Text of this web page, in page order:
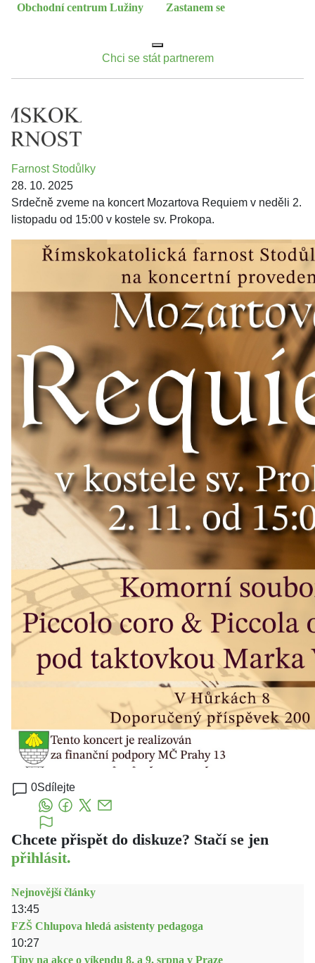
Obchodní centrum Lužiny Zastanem se
Chci se stát partnerem
Farnost Stodůlky
28. 10. 2025
Srdečně zveme na koncert Mozartova Requiem v neděli 2.
listopadu od 15:00 v kostele sv. Prokopa.
0Sdílejte
Chcete přispět do diskuze? Stačí se jen
přihlásit.
Nejnovější články
13:45
FZŠ Chlupova hledá asistenty pedagoga
10:27
Tipy na akce o víkendu 8. a 9. srpna v Praze